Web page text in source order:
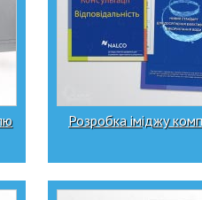
Розробка іміджу